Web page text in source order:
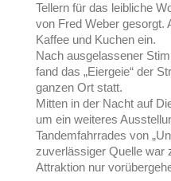
Tellern für das leibliche
von Fred Weber gesorgt.
Kaffee und Kuchen ein.
Nach ausgelassener
fand das „Eiergeie“ der
ganzen Ort statt.
Mitten in der Nacht auf
um ein weiteres
Tandemfahrrades von
zuverlässiger Quelle war
Attraktion nur